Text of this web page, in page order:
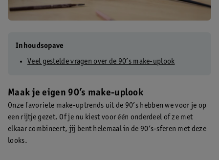
Inhoudsopave
Veel gestelde vragen over de 90’s make-uplook
Maak je eigen 90’s make-uplook
Onze favoriete make-uptrends uit de 90’s hebben we voor je op
een rijtje gezet. Of je nu kiest voor één onderdeel of ze met
elkaar combineert, jij bent helemaal in de 90’s-sferen met deze
looks.